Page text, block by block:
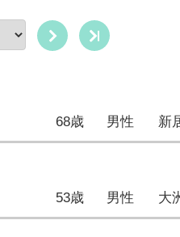
68歳 男性 新
53歳 男性 大